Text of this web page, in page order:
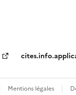
Mentions légales